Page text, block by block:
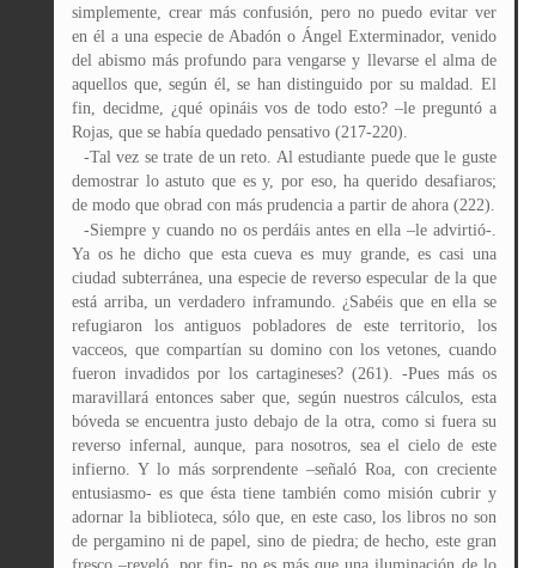
simplemente, crear más confusión, pero no puedo evitar ver
en él a una especie de Abadón o Ángel Exterminador, venido
del abismo más profundo para vengarse y llevarse el alma de
aquellos que, según él, se han distinguido por su maldad. El
fin, decidme, ¿qué opináis vos de todo esto? –le preguntó a
Rojas, que se había quedado pensativo (217-220).
-Tal vez se trate de un reto. Al estudiante puede que le guste
demostrar lo astuto que es y, por eso, ha querido desafiaros;
de modo que obrad con más prudencia a partir de ahora (222).
-Siempre y cuando no os perdáis antes en ella –le advirtió-.
Ya os he dicho que esta cueva es muy grande, es casi una
ciudad subterránea, una especie de reverso especular de la que
está arriba, un verdadero inframundo. ¿Sabéis que en ella se
refugiaron los antiguos pobladores de este territorio, los
vacceos, que compartían su domino con los vetones, cuando
fueron invadidos por los cartagineses? (261). -Pues más os
maravillará entonces saber que, según nuestros cálculos, esta
bóveda se encuentra justo debajo de la otra, como si fuera su
reverso infernal, aunque, para nosotros, sea el cielo de este
infierno. Y lo más sorprendente –señaló Roa, con creciente
entusiasmo- es que ésta tiene también como misión cubrir y
adornar la biblioteca, sólo que, en este caso, los libros no son
de pergamino ni de papel, sino de piedra; de hecho, este gran